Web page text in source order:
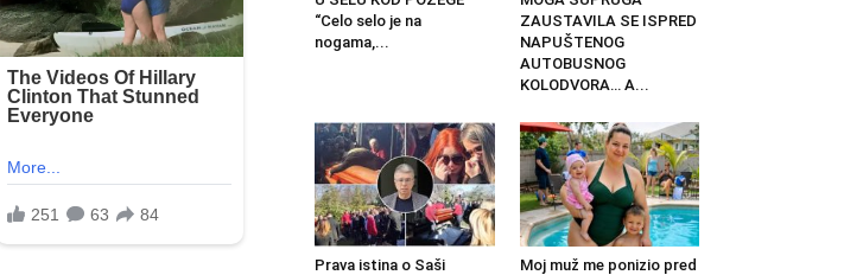
“Celo selo je na
nogama,...
ZAUSTAVILA SE ISPRED
NAPUŠTENOG
AUTOBUSNOG
KOLODVORA… A...
Prava istina o Saši
Moj muž me ponizio pred